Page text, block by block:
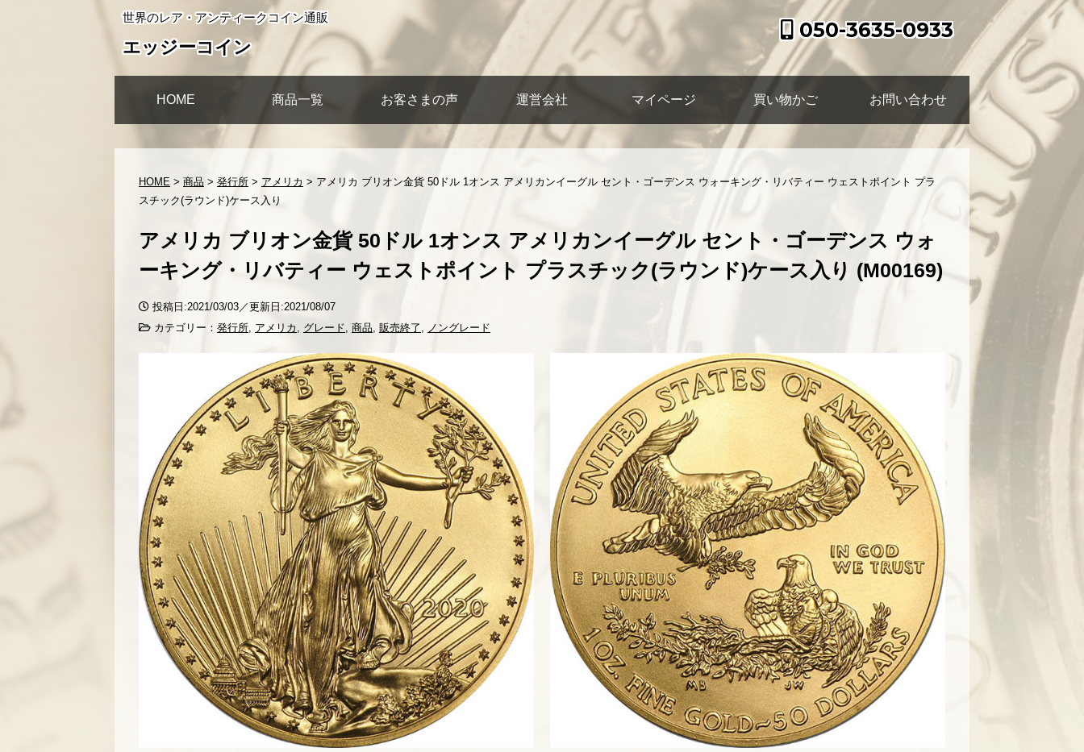
世界のレア・アンティークコイン通販
エッジーコイン
050-3635-0933
HOME 商品一覧 お客さまの声 運営会社 マイページ 買い物かご お問い合わせ
HOME > 商品 > 発行所 > アメリカ > アメリカ ブリオン金貨 50ドル 1オンス アメリカンイーグル セント・ゴーデンス ウォーキング・リバティー ウェストポイント プラ
スチック(ラウンド)ケース入り
アメリカ ブリオン金貨 50ドル 1オンス アメリカンイーグル セント・ゴーデンス ウォ
ーキング・リバティー ウェストポイント プラスチック(ラウンド)ケース入り (M00169)
投稿日:2021/03/03／更新日:2021/08/07
カテゴリー： 発行所, アメリカ , グレード, 商品, 販売終了 , ノングレード